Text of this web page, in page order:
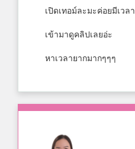
เปิดเทอม์ละมะค่อยมีเวลา
เข้ามาดูคลิปเลยอ่ะ
หาเวลายากมากๆๆๆ